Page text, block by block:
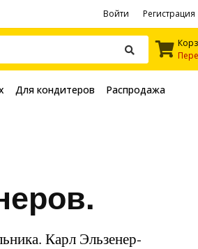
Войти Регистрация
Для кондитеров Распродажа
Карл Эльзенер-